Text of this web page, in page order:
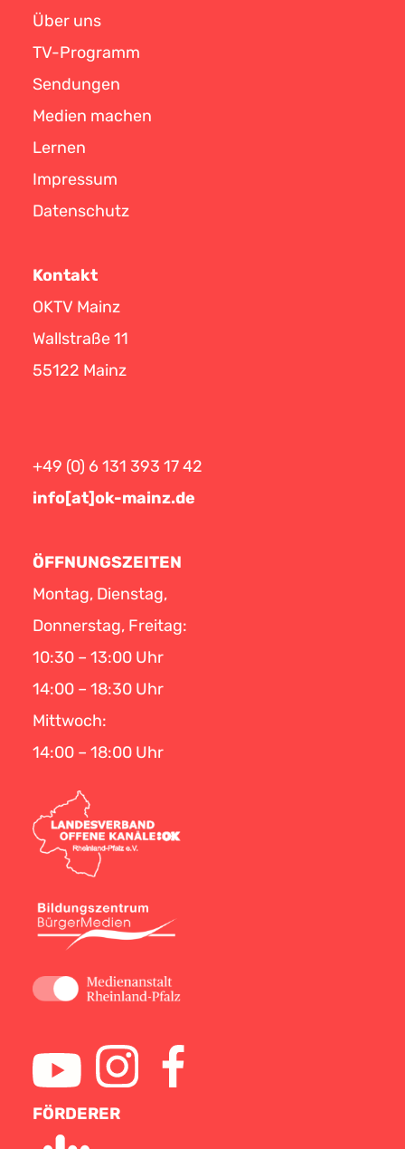
Über uns
TV-Programm
Sendungen
Medien machen
Lernen
Impressum
Datenschutz
Kontakt
OKTV Mainz
Wallstraße 11
55122 Mainz
+49 (0) 6 131 393 17 42
info[at]ok-mainz.de
ÖFFNUNGSZEITEN
Montag, Dienstag,
Donnerstag, Freitag:
10:30 – 13:00 Uhr
14:00 – 18:30 Uhr
Mittwoch:
14:00 – 18:00 Uhr
FÖRDERER